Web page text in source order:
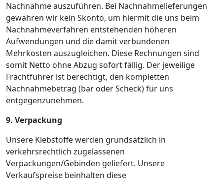
Nachnahme auszuführen. Bei Nachnahmelieferungen
gewähren wir kein Skonto, um hiermit die uns beim
Nachnahmeverfahren entstehenden höheren
Aufwendungen und die damit verbundenen
Mehrkosten auszugleichen. Diese Rechnungen sind
somit Netto ohne Abzug sofort fällig. Der jeweilige
Frachtführer ist berechtigt, den kompletten
Nachnahmebetrag (bar oder Scheck) für uns
entgegenzunehmen.
9. Verpackung
Unsere Klebstoffe werden grundsätzlich in
verkehrsrechtlich zugelassenen
Verpackungen/Gebinden geliefert. Unsere
Verkaufspreise beinhalten diese